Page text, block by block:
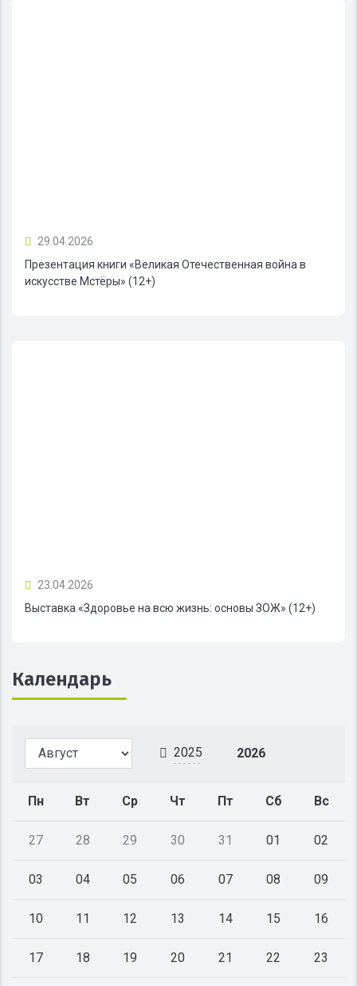
29.04.2026
Презентация книги «Великая Отечественная война в
искусстве Мстёры» (12+)
23.04.2026
Выставка «Здоровье на всю жизнь: основы ЗОЖ» (12+)
Календарь
2025 2026
Пн Вт Ср Чт Пт Сб Вс
27 28 29 30 31 01 02
03 04 05 06 07 08 09
10 11 12 13 14 15 16
17 18 19 20 21 22 23